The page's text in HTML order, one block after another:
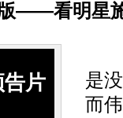
——看明星
告片
是
而